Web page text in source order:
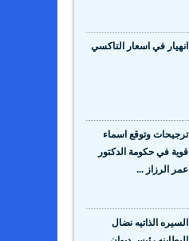
انهيار في اسعار التاكسي
ترجيحات وتوقع اسماء
قوية في حكومة الدكتور
عمر الرزاز ...
السيره الذاتيه نضال